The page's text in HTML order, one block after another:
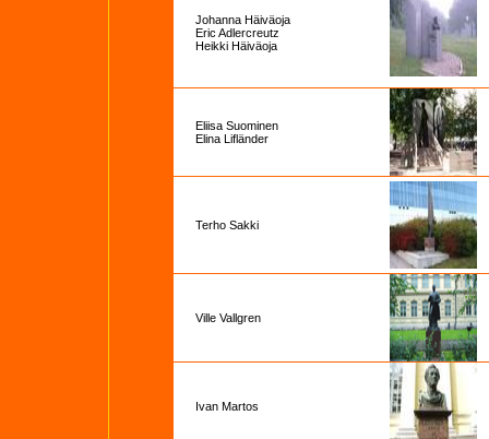
Johanna Häiväoja
Eric Adlercreutz
Heikki Häiväoja
Eliisa Suominen
Elina Lifländer
Terho Sakki
Ville Vallgren
Ivan Martos